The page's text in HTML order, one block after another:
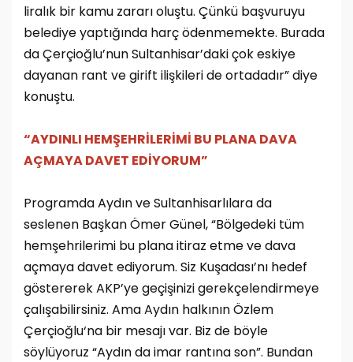
liralık bir kamu zararı oluştu. Çünkü başvuruyu
belediye yaptığında harç ödenmemekte. Burada
da Çerçioğlu’nun Sultanhisar’daki çok eskiye
dayanan rant ve girift ilişkileri de ortadadır” diye
konuştu.
“AYDINLI HEMŞEHRİLERİMİ BU PLANA DAVA
AÇMAYA DAVET EDİYORUM”
Programda Aydın ve Sultanhisarlılara da
seslenen Başkan Ömer Günel, “Bölgedeki tüm
hemşehrilerimi bu plana itiraz etme ve dava
açmaya davet ediyorum. Siz Kuşadası’nı hedef
göstererek AKP’ye geçişinizi gerekçelendirmeye
çalışabilirsiniz. Ama Aydın halkının Özlem
Çerçioğlu‘na bir mesajı var. Biz de böyle
söylüyoruz “Aydın da imar rantına son”. Bundan